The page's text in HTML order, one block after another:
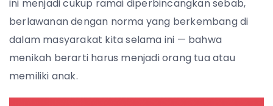
ini menjadi cukup ramai diperbincangkan sebab,
berlawanan dengan norma yang berkembang di
dalam masyarakat kita selama ini — bahwa
menikah berarti harus menjadi orang tua atau
memiliki anak.